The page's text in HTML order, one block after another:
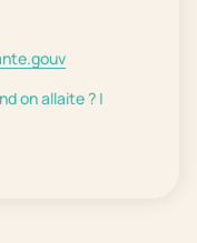
on allaite ? |